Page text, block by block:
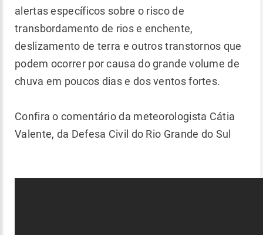
alertas específicos sobre o risco de
transbordamento de rios e enchente,
deslizamento de terra e outros transtornos que
podem ocorrer por causa do grande volume de
chuva em poucos dias e dos ventos fortes.
Confira o comentário da meteorologista Cátia
Valente, da Defesa Civil do Rio Grande do Sul